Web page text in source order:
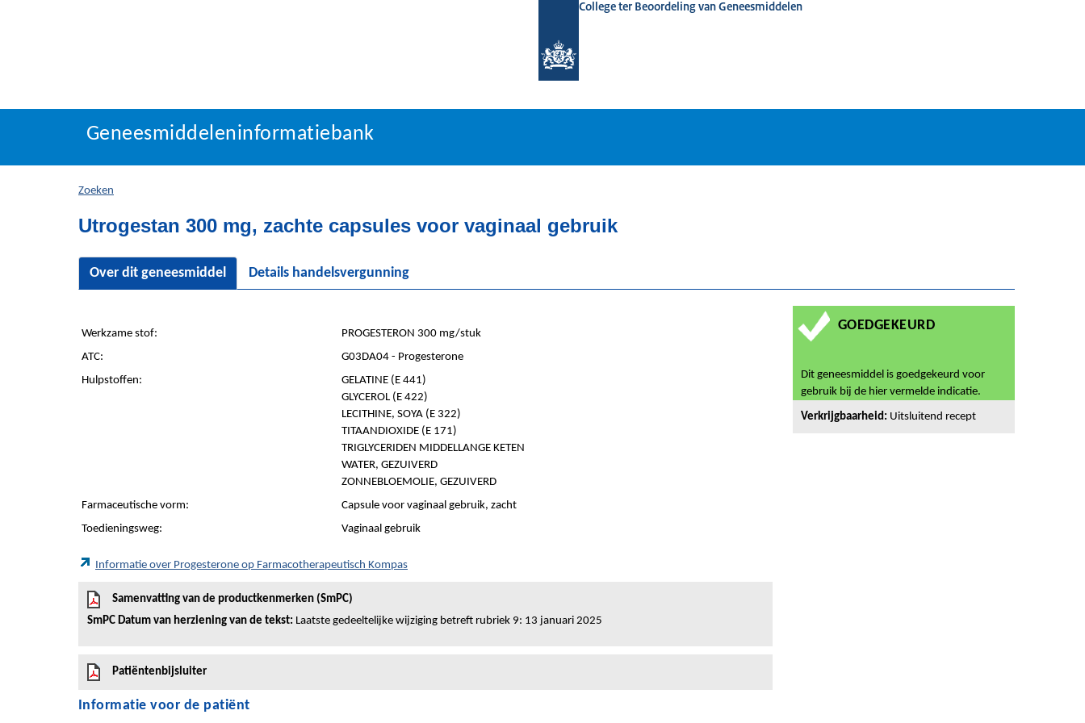
College ter Beoordeling van Geneesmiddelen
Geneesmiddeleninformatiebank
U
hier:
Geneesmiddeleninformatiebank
Zoeken
Utrogestan 300 mg, zachte capsules voor vaginaal gebruik
Over dit geneesmiddel Details handelsvergunning
Werkzame stof:
PROGESTERON 300 mg/stuk
ATC:
G03DA04 - Progesterone
Hulpstoffen:
GELATINE (E 441)
GLYCEROL (E 422)
LECITHINE, SOYA (E 322)
TITAANDIOXIDE (E 171)
TRIGLYCERIDEN MIDDELLANGE KETEN
WATER, GEZUIVERD
ZONNEBLOEMOLIE, GEZUIVERD
Farmaceutische vorm:
Capsule voor vaginaal gebruik, zacht
Toedieningsweg:
Vaginaal gebruik
Informatie over Progesterone op Farmacotherapeutisch Kompas
Samenvatting van de productkenmerken (SmPC)
SmPC Datum van herziening van de tekst: Laatste gedeeltelijke wijziging betreft rubriek 9: 13 januari 2025
Patiëntenbijsluiter
Informatie voor de patiënt
GOEDGEKEURD
Dit geneesmiddel is goedgekeurd voor
gebruik bij de hier vermelde indicatie.
Verkrijgbaarheid: Uitsluitend recept